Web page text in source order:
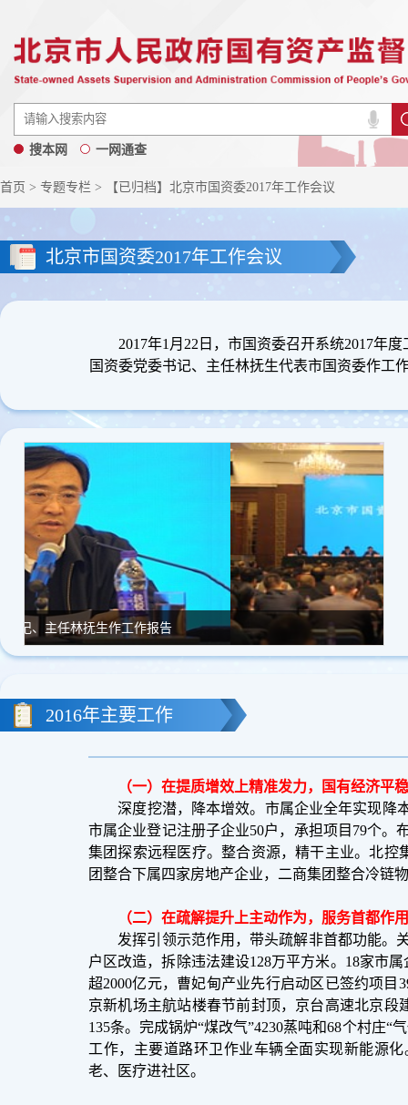
搜本网 一网通查
首页 > 专题专栏 > 【已归档】北京市国资委2017年工作会议
北京市国资委2017年工作会议
2017年1月22日，市国资委召开系统2017年
国资委党委书记、主任林抚生代表市国资委作工
大会现场
2016年主要工作
（一）在提质增效上精准发力，国有经济平
深度挖潜，降本增效。市属企业全年实现降本
市属企业登记注册子企业50户，承担项目79个。
集团探索远程医疗。整合资源，精干主业。北
团整合下属四家房地产企业，二商集团整合冷链
（二）在疏解提升上主动作为，服务首都作
发挥引领示范作用，带头疏解非首都功能。关
户区改造，拆除违法建设128万平方米。18家市
超2000亿元，曹妃甸产业先行启动区已签约项
京新机场主航站楼春节前封顶，京台高速北京
135条。完成锅炉“煤改气”4230蒸吨和68个村庄
工作，主要道路环卫作业车辆全面实现新能源
老、医疗进社区。